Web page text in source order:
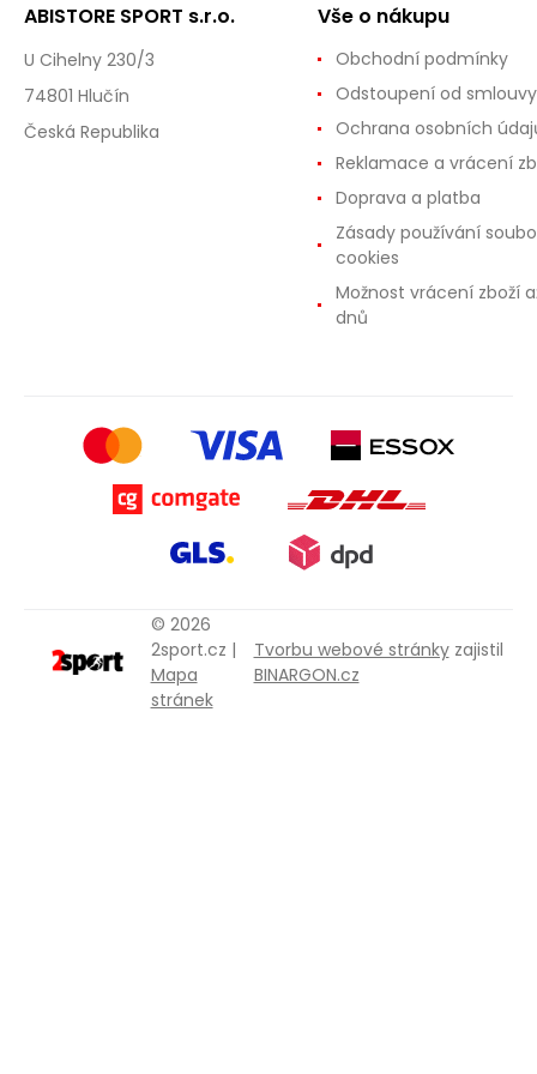
ABISTORE SPORT s.r.o.
U Cihelny 230/3
74801 Hlučín
Česká Republika
Vše o nákupu
Obchodní podmínky
Odstoupení od smlouvy
Ochrana osobních
Reklamace a vrácení
Doprava a platba
Zásady používání
cookies
Možnost vrácení zboží
dnů
© 2026
2sport.cz |
Mapa
stránek
Tvorbu webové stránkyzajistil
BINARGON.cz